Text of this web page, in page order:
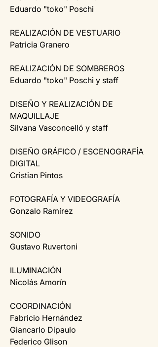
Eduardo "toko" Poschi
REALIZACIÓN DE VESTUARIO
Patricia Granero
REALIZACIÓN DE SOMBREROS
Eduardo "toko" Poschi y staff
DISEÑO Y REALIZACIÓN DE
MAQUILLAJE
Silvana Vasconcelló y staff
DISEÑO GRÁFICO / ESCENOGRAFÍA
DIGITAL
Cristian Pintos
FOTOGRAFÍA Y VIDEOGRAFÍA
Gonzalo Ramírez
SONIDO
Gustavo Ruvertoni
ILUMINACIÓN
Nicolás Amorín
COORDINACIÓN
Fabricio Hernández
Giancarlo Dipaulo
Federico Glison